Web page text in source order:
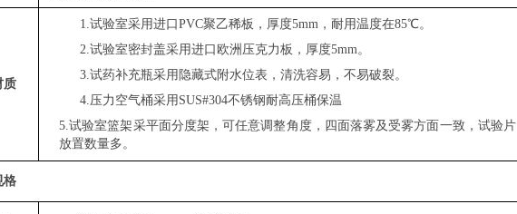
质
1.试验室采用进口PVC聚乙稀板，厚度5mm，耐用温度在85℃。
2.试验室密封盖采用进口欧洲压克力板，厚度5mm。
3.试药补充瓶采用隐藏式附水位表，清洗容易，不易破裂。
4.压力空气桶采用SUS#304不锈钢耐高压桶保温
5.试验室篮架采平面分度架，可任意调整角度，四面落雾及受雾方面一致，试验片
放置数量多。
格